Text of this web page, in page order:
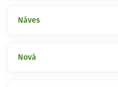
Náves
Nová